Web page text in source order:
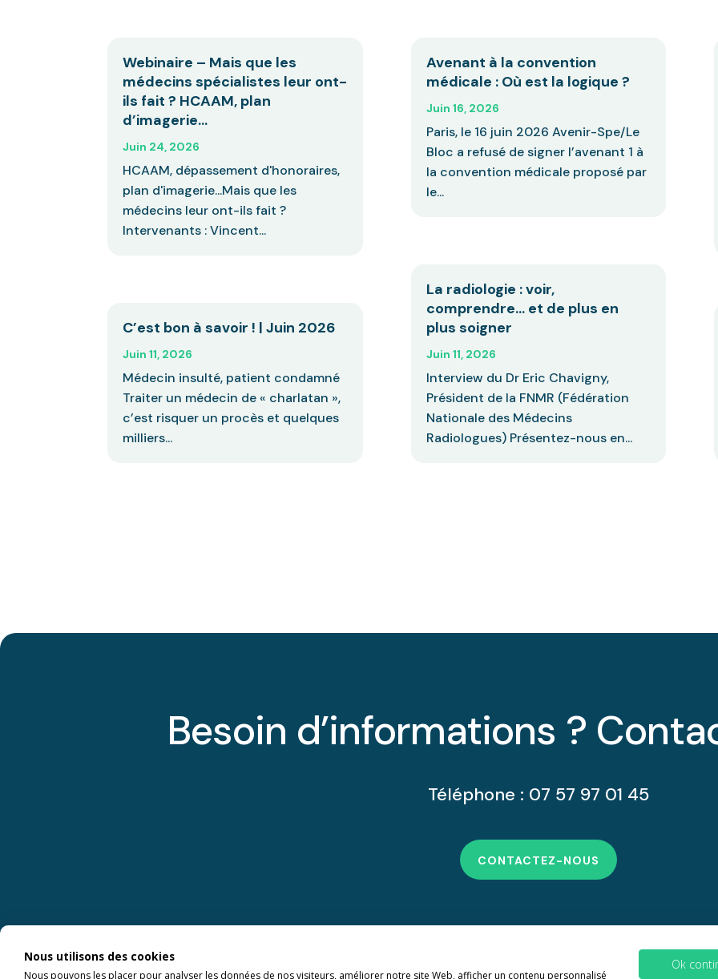
Webinaire – Mais que les
médecins spécialistes leur ont-
ils fait ? HCAAM, plan
d’imagerie…
Juin 24, 2026
HCAAM, dépassement d'honoraires,
plan d'imagerie...Mais que les
médecins leur ont-ils fait ?
Intervenants : Vincent...
C’est bon à savoir ! | Juin 2026
Juin 11, 2026
Médecin insulté, patient condamné
Traiter un médecin de « charlatan »,
c’est risquer un procès et quelques
milliers...
Avenant à la convention
médicale : Où est la logique ?
Juin 16, 2026
Paris, le 16 juin 2026 Avenir-Spe/Le
Bloc a refusé de signer l’avenant 1 à
la convention médicale proposé par
le...
La radiologie : voir,
comprendre… et de plus en
plus soigner
Juin 11, 2026
Interview du Dr Eric Chavigny,
Président de la FNMR (Fédération
Nationale des Médecins
Radiologues) Présentez-nous en...
Besoin d’informations ?
Téléphone : 07 57 97 01 45
CONTACTEZ-NOUS
Nous utilisons des cookies
Nous pouvons les placer pour analyser les données de nos visiteurs, améliorer notre site Web, afficher un contenu personnalisé
Ok